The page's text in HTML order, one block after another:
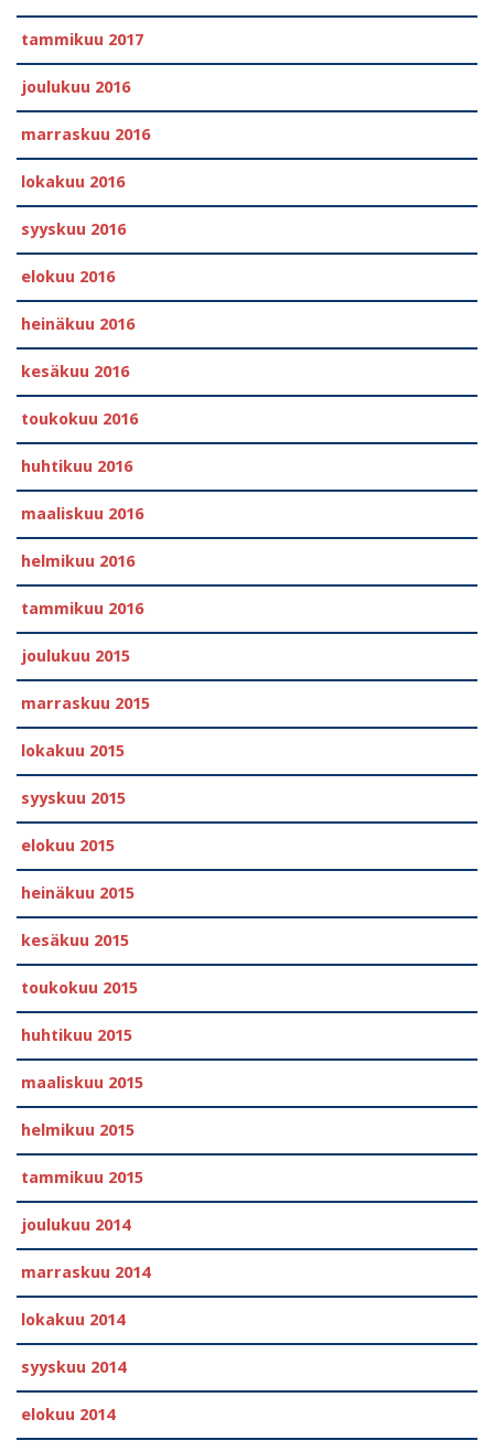
tammikuu 2017
joulukuu 2016
marraskuu 2016
lokakuu 2016
syyskuu 2016
elokuu 2016
heinäkuu 2016
kesäkuu 2016
toukokuu 2016
huhtikuu 2016
maaliskuu 2016
helmikuu 2016
tammikuu 2016
joulukuu 2015
marraskuu 2015
lokakuu 2015
syyskuu 2015
elokuu 2015
heinäkuu 2015
kesäkuu 2015
toukokuu 2015
huhtikuu 2015
maaliskuu 2015
helmikuu 2015
tammikuu 2015
joulukuu 2014
marraskuu 2014
lokakuu 2014
syyskuu 2014
elokuu 2014